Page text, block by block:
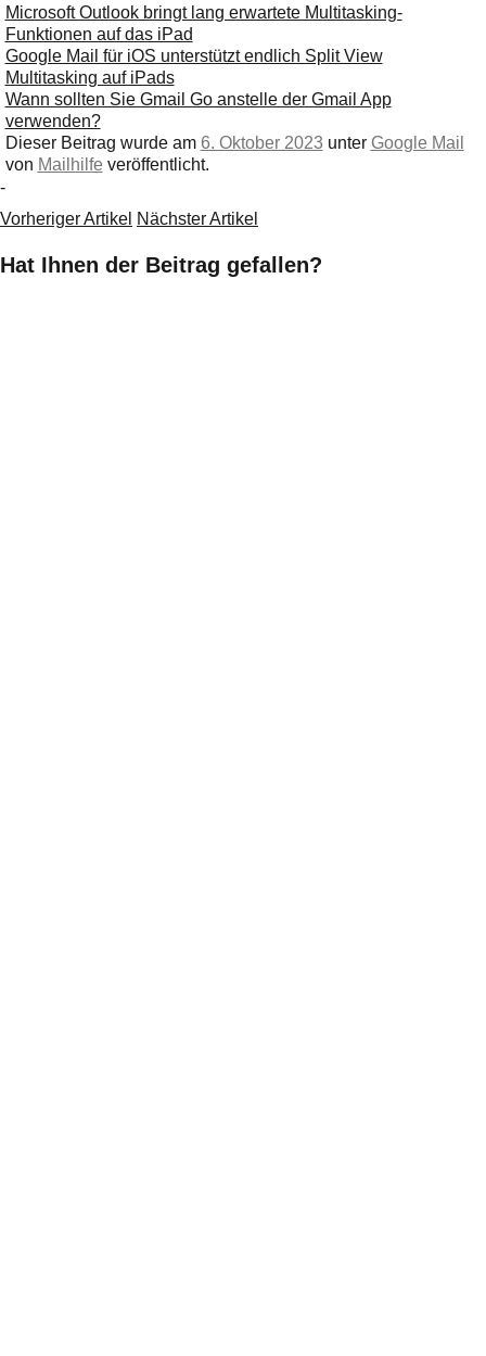
Microsoft Outlook bringt lang erwartete Multitasking-
Funktionen auf das iPad
Google Mail für iOS unterstützt endlich Split View
Multitasking auf iPads
Wann sollten Sie Gmail Go anstelle der Gmail App
verwenden?
Dieser Beitrag wurde am 6. Oktober 2023 unter Google Mail
von Mailhilfe veröffentlicht.
-
Vorheriger Artikel Nächster Artikel
Hat Ihnen der Beitrag gefallen?